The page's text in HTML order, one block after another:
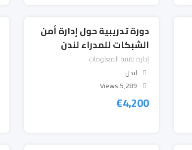
دورة تدريبية حول إدارة أمن
الشبكات للمدراء لندن
إدارة تقنية المعلومات
لندن
5٬289 Views
€4,200